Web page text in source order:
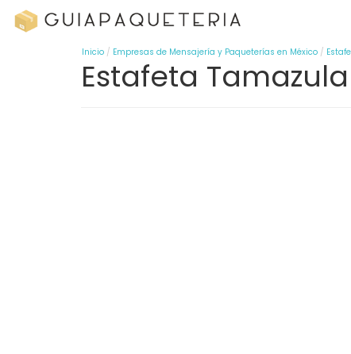
Inicio Empresas de Mensajería y Paqueterías en México
Estafeta